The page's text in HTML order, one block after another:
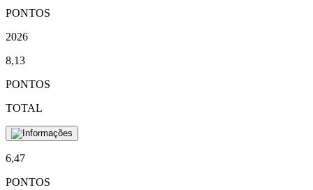
PONTOS
2026
8,13
PONTOS
TOTAL
6,47
PONTOS